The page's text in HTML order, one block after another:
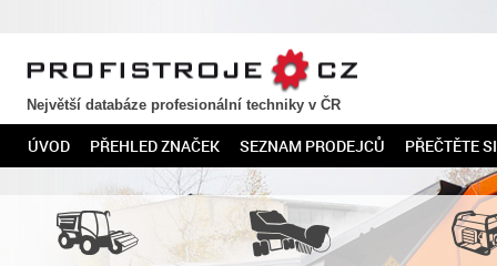
PROFISTROJE.CZ
Největší databáze profesionální techniky v ČR
ÚVOD PŘEHLED ZNAČEK SEZNAM PRODEJCŮ PŘEČTĚTE SI